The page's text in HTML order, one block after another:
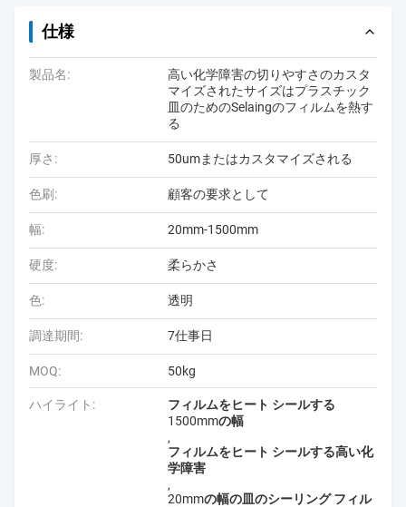
仕様
製品名:
高い化学障害の切りやすさのカスタ
マイズされたサイズはプラスチック
皿のためのSelaingのフィルムを熱す
る
厚さ: 50umまたはカスタマイズされる
色刷: 顧客の要求として
幅: 20mm-1500mm
硬度: 柔らかさ
色: 透明
調達期間: 7仕事日
MOQ: 50kg
ハイライト:
フィルムをヒート シールする
1500mmの幅
,
フィルムをヒート シールする高い化
学障害
,
20mmの幅の皿のシーリング フィル